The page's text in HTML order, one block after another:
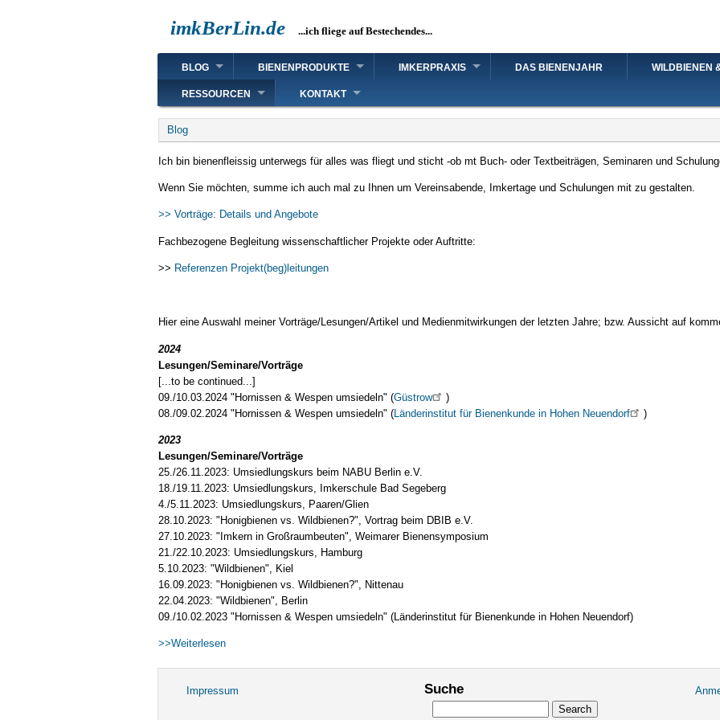
imkBerLin.de ...ich fliege auf Bestechendes...
Main
navigation
BLOG BIENENPRODUKTE IMKERPRAXIS DAS BIENENJAHR WILDBIENEN
RESSOURCEN KONTAKT
Breadcrumb
Blog
Ich bin bienenfleissig unterwegs für alles was fliegt und sticht -ob mt Buch- oder Textbeiträgen, Seminaren und
Wenn Sie möchten, summe ich auch mal zu Ihnen um Vereinsabende, Imkertage und Schulungen mit zu gestalten.
>> Vorträge: Details und Angebote
Fachbezogene Begleitung wissenschaftlicher Projekte oder Auftritte:
>> Referenzen Projekt(beg)leitungen
Hier eine Auswahl meiner Vorträge/Lesungen/Artikel und Medienmitwirkungen der letzten Jahre; bzw. Aussicht auf
2024
Lesungen/Seminare/Vorträge
[...to be continued...]
09./10.03.2024 "Hornissen & Wespen umsiedeln" (Güstrow
)
08./09.02.2024 "Hornissen & Wespen umsiedeln" (Länderinstitut für Bienenkunde in Hohen Neuendorf )
2023
Lesungen/Seminare/Vorträge
25./26.11.2023: Umsiedlungskurs beim NABU Berlin e.V.
18./19.11.2023: Umsiedlungskurs, Imkerschule Bad Segeberg
4./5.11.2023: Umsiedlungskurs, Paaren/Glien
28.10.2023: "Honigbienen vs. Wildbienen?", Vortrag beim DBIB e.V.
27.10.2023: "Imkern in Großraumbeuten", Weimarer Bienensymposium
21./22.10.2023: Umsiedlungskurs, Hamburg
5.10.2023: "Wildbienen", Kiel
16.09.2023: "Honigbienen vs. Wildbienen?", Nittenau
22.04.2023: "Wildbienen", Berlin
09./10.02.2023 "Hornissen & Wespen umsiedeln" (Länderinstitut für Bienenkunde in Hohen Neuendorf)
>>Weiterlesen
Fußbereichsmenü
Impressum Suche